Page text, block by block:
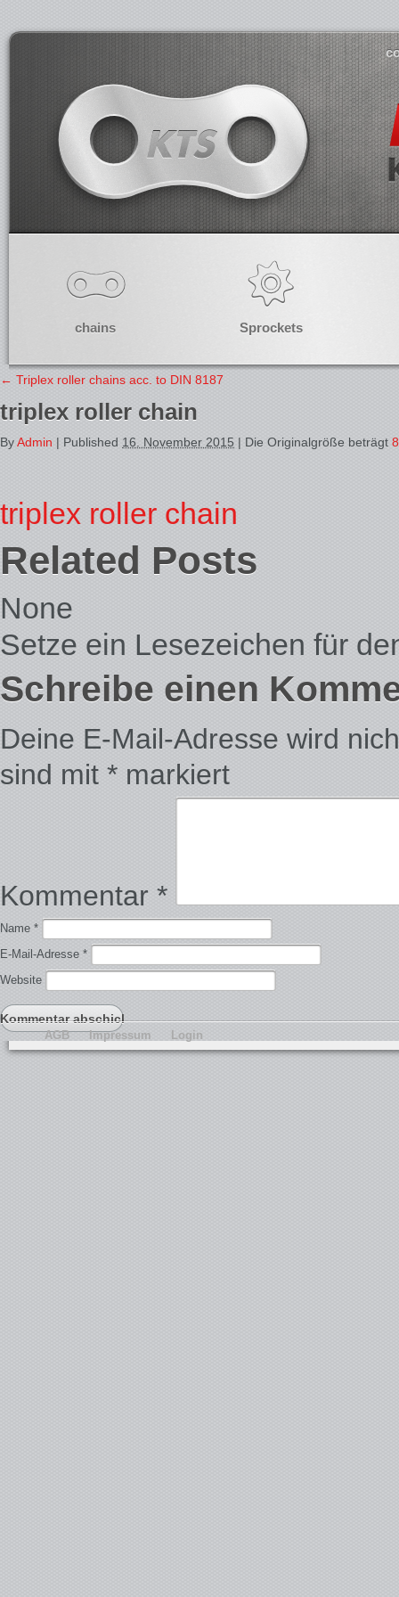
chains Sprockets
← Triplex roller chains acc. to DIN 8187
triplex roller chain
ByAdmin | Published 16. November 2015 | Die Originalgröße beträgt
triplex roller chain
Related Posts
None
Setze ein Lesezeichen für
Schreibe einen
Deine E-Mail-Adresse wird
sind mit * markiert
Kommentar *
Name *
E-Mail-Adresse *
Website
AGB Impressum Login